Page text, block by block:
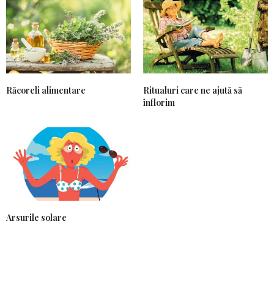
Răcoreli alimentare
Ritualuri care ne ajută să
înflorim
Arsurile solare